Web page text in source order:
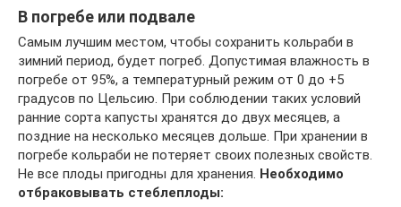
В погребе или подвале
Самым лучшим местом, чтобы сохранить кольраби в
зимний период, будет погреб. Допустимая влажность в
погребе от 95%, а температурный режим от 0 до +5
градусов по Цельсию. При соблюдении таких условий
ранние сорта капусты хранятся до двух месяцев, а
поздние на несколько месяцев дольше. При хранении в
погребе кольраби не потеряет своих полезных свойств.
Не все плоды пригодны для хранения. Необходимо
отбраковывать стеблеплоды: